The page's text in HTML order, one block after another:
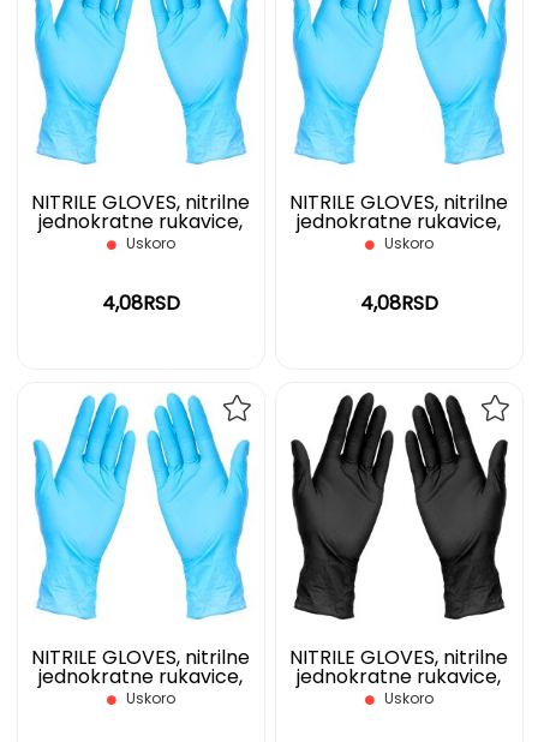
NITRILE GLOVES, nitrilne
jednokratne rukavice,
svetlo plave, S
Uskoro
4,08RSD
NA
LISTU
ŽELJA
NITRILE GLOVES, nitrilne
jednokratne rukavice,
svetlo plave, M
Uskoro
4,08RSD
NA
NITRILE GLOVES, nitrilne
jednokratne rukavice,
svetlo plave, L
Uskoro
DODAJ
NA
LISTU
ŽELJA
NITRILE GLOVES, nitrilne
jednokratne rukavice,
crne, S
Uskoro
NA